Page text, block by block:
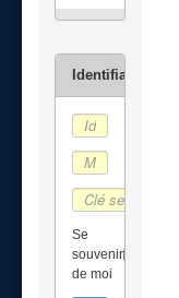
Se
souvenir
de moi